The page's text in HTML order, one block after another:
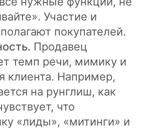
Участие и
покупателей.
Продавец
темп речи, мимику и
клиента. Например,
на рунглиш, как
что
«лиды», «митинги» и